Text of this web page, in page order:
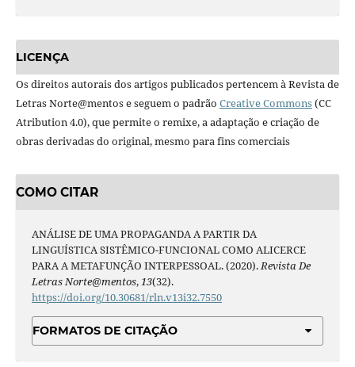
LICENÇA
Os direitos autorais dos artigos publicados pertencem à Revista de
Letras Norte@mentos e seguem o padrão Creative Commons(CC
Atribution 4.0), que permite o remixe, a adaptação e criação de
obras derivadas do original, mesmo para fins comerciais
COMO CITAR
ANÁLISE DE UMA PROPAGANDA A PARTIR DA
LINGUÍSTICA SISTÊMICO-FUNCIONAL COMO ALICERCE
PARA A METAFUNÇÃO INTERPESSOAL. (2020).Revista De
Letras Norte@mentos,13(32).
https://doi.org/10.30681/rln.v13i32.7550
FORMATOS DE CITAÇÃO